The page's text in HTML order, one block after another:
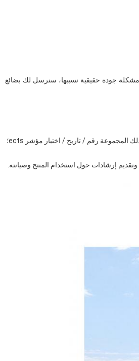
جودة حقيقية نسببها، سنرسل لك بضائع
2لكل مقتطفات الطلبات المجموعة، سنرفق تقرير تفتيش المصنع مع تسليم البضائع، بما في ذلك المجموعة رقم / تاريخ / اختبار مؤشر ects؛